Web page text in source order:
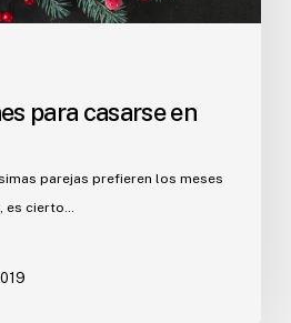
para casarse en
parejas prefieren los meses
es cierto…